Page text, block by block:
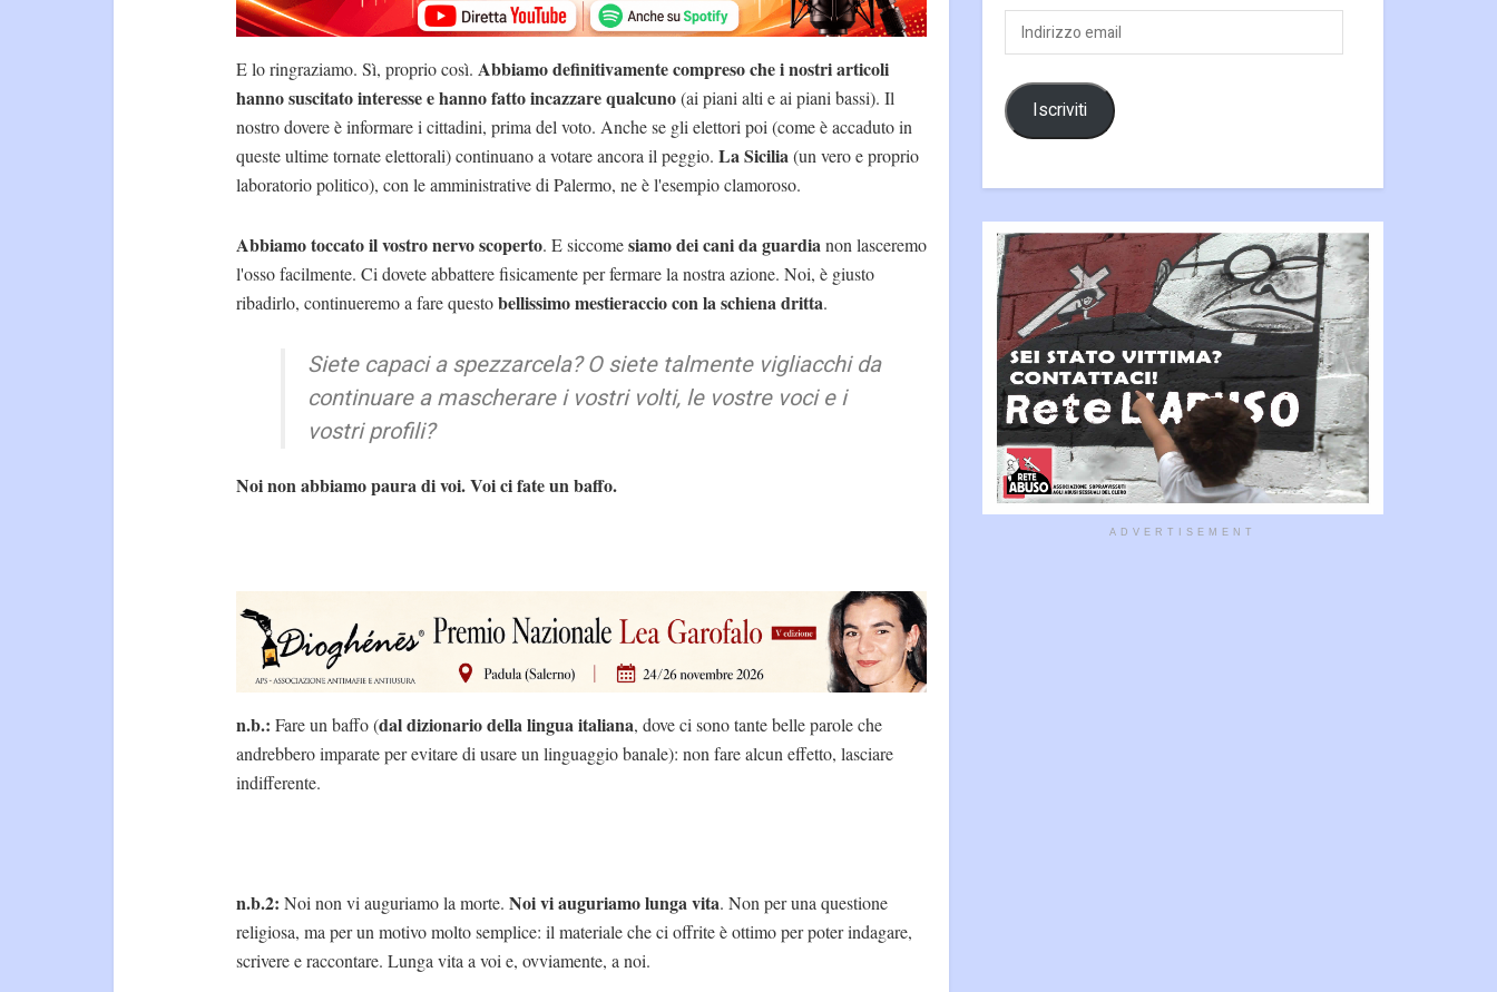
E lo ringraziamo. Sì, proprio così. Abbiamo definitivamente compreso che i nostri articoli
hanno suscitato interesse e hanno fatto incazzare qualcuno(ai piani alti e ai piani bassi). Il
nostro dovere è informare i cittadini, prima del voto. Anche se gli elettori poi (come è accaduto in
queste ultime tornate elettorali) continuano a votare ancora il peggio. La Sicilia(un vero e proprio
laboratorio politico), con le amministrative di Palermo, ne è l'esempio clamoroso.
Abbiamo toccato il vostro nervo scoperto. E siccomesiamo dei cani da guardianon lasceremo
l'osso facilmente. Ci dovete abbattere fisicamente per fermare la nostra azione. Noi, è giusto
ribadirlo, continueremo a fare questobellissimo mestieraccio con la schiena dritta.
Siete capaci a spezzarcela? O siete talmente vigliacchi da
continuare a mascherare i vostri volti, le vostre voci e i
vostri profili?
Noi non abbiamo paura di voi. Voi ci fate un baffo.
n.b.: Fare un baffo (dal dizionario della lingua italiana, dove ci sono tante belle parole che
andrebbero imparate per evitare di usare un linguaggio banale): non fare alcun effetto, lasciare
indifferente.
n.b.2: Noi non vi auguriamo la morte. Noi vi auguriamo lunga vita. Non per una questione
religiosa, ma per un motivo molto semplice: il materiale che ci offrite è ottimo per poter indagare,
scrivere e raccontare. Lunga vita a voi e, ovviamente, a noi.
Indirizzo
email
Iscriviti
ADVERTISEMENT